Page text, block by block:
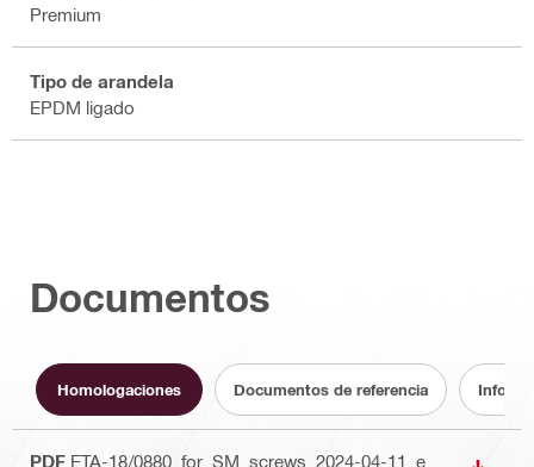
Premium
Tipo de arandela
EPDM ligado
Documentos
Homologaciones Documentos de referencia
PDF ETA-18/0880_for_SM_screws_2024-04-11_e